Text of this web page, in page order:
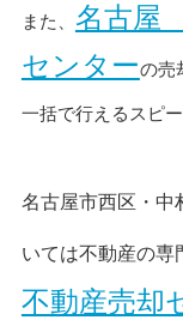
また、 名古屋
センターの売
一括で行えるスピ
名古屋市西区・中
いては不動産の専
不動産売却